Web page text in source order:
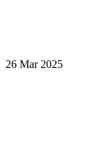
26 Mar 2025